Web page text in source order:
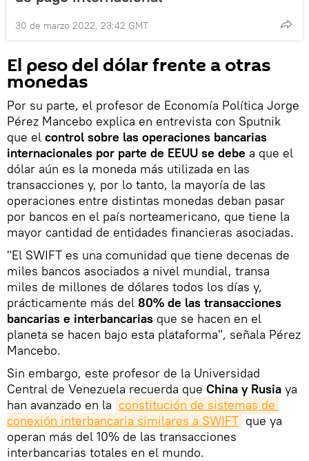
30 de marzo 2022, 23:42 GMT
El peso del dólar frente a otras
monedas
Por su parte, el profesor de Economía Política Jorge
Pérez Mancebo explica en entrevista con Sputnik
que el control sobre las operaciones bancarias
internacionales por parte de EEUU se debe a que el
dólar aún es la moneda más utilizada en las
transacciones y, por lo tanto, la mayoría de las
operaciones entre distintas monedas deban pasar
por bancos en el país norteamericano, que tiene la
mayor cantidad de entidades financieras asociadas.
"El SWIFT es una comunidad que tiene decenas de
miles bancos asociados a nivel mundial, transa
miles de millones de dólares todos los días y,
prácticamente más del 80% de las transacciones
bancarias e interbancarias que se hacen en el
planeta se hacen bajo esta plataforma", señala Pérez
Mancebo.
Sin embargo, este profesor de la Universidad
Central de Venezuela recuerda que China y Rusia ya
han avanzado en la constitución de sistemas de
conexión interbancaria similares a SWIFT que ya
operan más del 10% de las transacciones
interbancarias totales en el mundo.